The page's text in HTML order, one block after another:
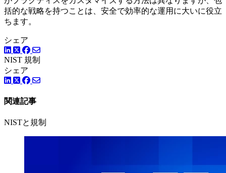
括的な戦略を持つことは、安全で効率的な運用に大いに役立
ちます。
シェア
LinkedIn
TwitterFacebook
NIST 規制
シェア
LinkedIn
TwitterFacebook
関連記事
NISTと規制